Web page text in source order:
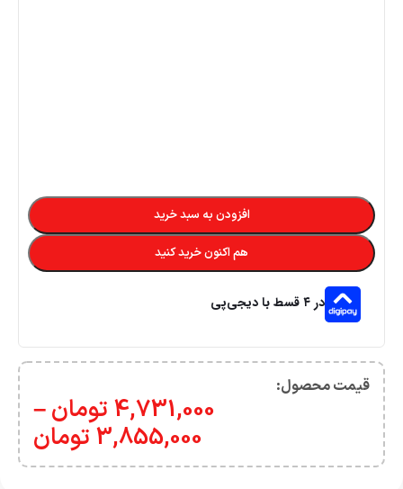
افزودن به سبد خرید
هم اکنون خرید کنید
در ۴ قسط با دیجی‌پی
قیمت محصول:​
4,731,000 تومان–
3,855,000 تومان